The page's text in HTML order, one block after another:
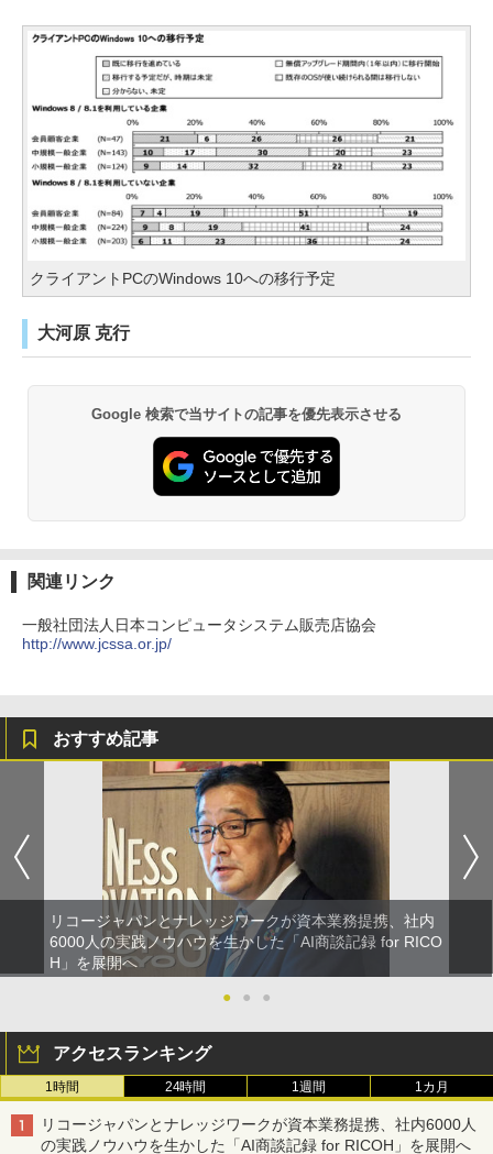
クライアントPCのWindows 10への移行予定
大河原 克行
Google 検索で当サイトの記事を優先表示させる
関連リンク
一般社団法人日本コンピュータシステム販売店協会
http://www.jcssa.or.jp/
おすすめ記事
リコージャパンとナレッジワークが資本業務提携、社内
6000人の実践ノウハウを生かした「AI商談記録 for RICO
H」を展開へ
●
● ●
アクセスランキング
1時間 24時間 1週間 1カ月
リコージャパンとナレッジワークが資本業務提携、社内6000人
の実践ノウハウを生かした「AI商談記録 for RICOH」を展開へ